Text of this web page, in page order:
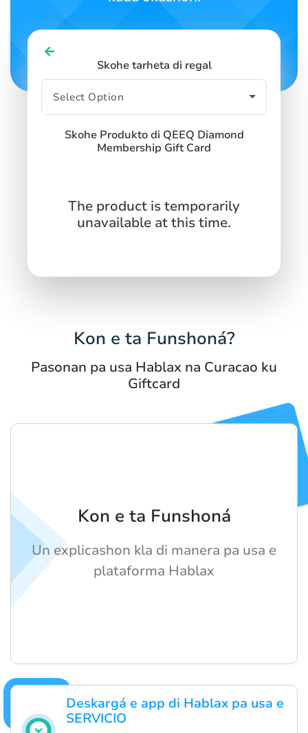
Skohe tarheta di regal
Skohe Produkto di QEEQ Diamond
Membership Gift Card
The product is temporarily
unavailable at this time.
Kon e ta Funshoná?
Pasonan pa usa Hablax na Curacao ku
Giftcard
Deskargá e app di Hablax pa usa e
SERVICIO
Kon e ta Funshoná
Un explicashon kla di manera pa usa e
plataforma Hablax